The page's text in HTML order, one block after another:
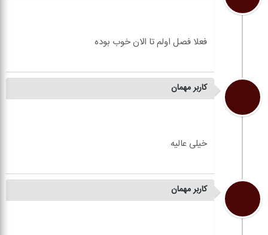
کاربر مهمان
کاربر مهمان